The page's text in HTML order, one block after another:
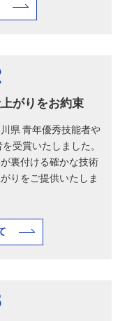
がりをお約束
県 青年優秀技能者や
受賞いたしました。
裏付ける確かな技術
りをご提供いたしま